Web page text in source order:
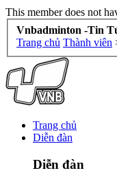
This member does not
Vnbadminton -Tin
Trang chủ Thành viên
Trang chủ
Diễn đàn
Diễn đàn